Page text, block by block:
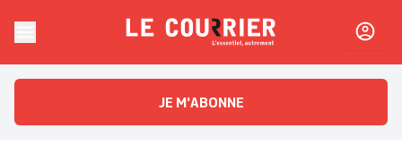
Le CourrierL'essentiel, autrement
JE M'ABONNE